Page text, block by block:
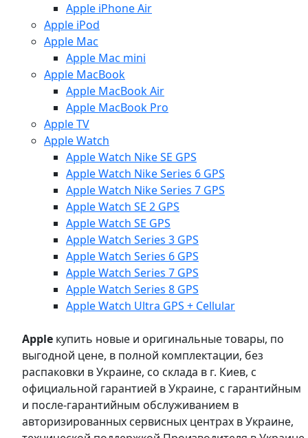
Apple iPhone Air
Apple iPod
Apple Mac
Apple Mac mini
Apple MacBook
Apple MacBook Air
Apple MacBook Pro
Apple TV
Apple Watch
Apple Watch Nike SE GPS
Apple Watch Nike Series 6 GPS
Apple Watch Nike Series 7 GPS
Apple Watch SE 2 GPS
Apple Watch SE GPS
Apple Watch Series 3 GPS
Apple Watch Series 6 GPS
Apple Watch Series 7 GPS
Apple Watch Series 8 GPS
Apple Watch Ultra GPS + Cellular
Apple купить новые и оригинальные товары, по
выгодной цене, в полной комплектации, без
распаковки в Украине, со склада в г. Киев, с
официальной гарантией в Украине, с гарантийным
и после-гарантийным обслуживанием в
авторизированных сервисных центрах в Украине,